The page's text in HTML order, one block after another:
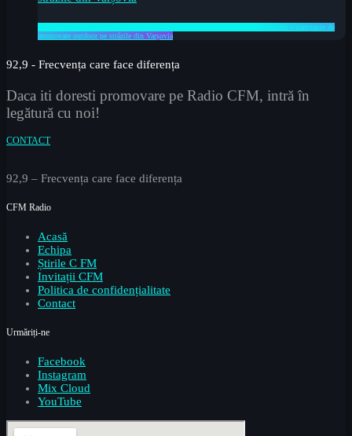
Destinația Mamaia Constanța, căutată de jurnaliști și turiști polonezi. România – campanie de
promovare outdoor pe străzile din Varșovia
92,9 - Frecvența care face diferența
Daca iti doresti promovare pe Radio CFM, intră în
legătură cu noi!
CONTACT
92,9 – Frecvența care face diferența
CFM Radio
Acasă
Echipa
Știrile C FM
Invitații CFM
Politica de confidențialitate
Contact
Urmăriți-ne
Facebook
Instagram
Mix Cloud
YouTube